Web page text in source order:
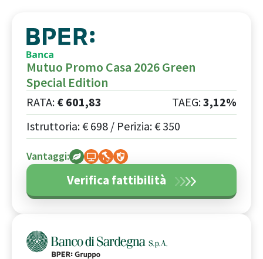
Mutuo Promo Casa 2026 Green
Special Edition
RATA: € 601,83 TAEG:3,12%
Istruttoria: € 698 / Perizia: € 350
Vantaggi:
Verifica fattibilità